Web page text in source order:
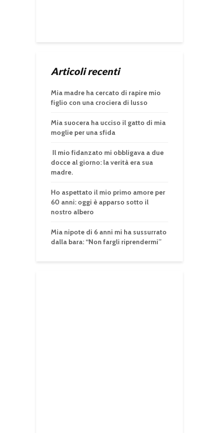
Articoli recenti
Mia madre ha cercato di rapire mio
figlio con una crociera di lusso
Mia suocera ha ucciso il gatto di mia
moglie per una sfida
Il mio fidanzato mi obbligava a due
docce al giorno: la verità era sua
madre.
Ho aspettato il mio primo amore per
60 anni: oggi è apparso sotto il
nostro albero
Mia nipote di 6 anni mi ha sussurrato
dalla bara: “Non fargli riprendermi”